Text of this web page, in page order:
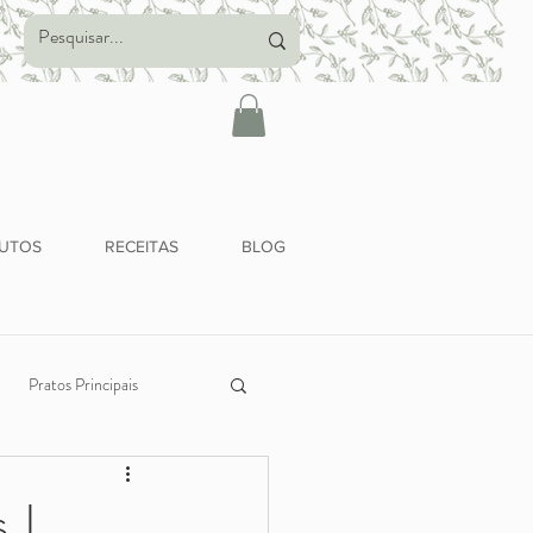
RECEITAS BLOG
Pratos Principais
Alimentação Saudável